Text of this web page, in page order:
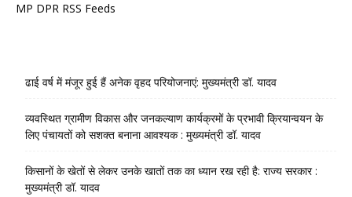
MP DPR RSS Feeds
ढाई वर्ष में मंजूर हुई हैं अनेक वृहद परियोजनाएं: मुख्यमंत्री डॉ. यादव
व्यवस्थित ग्रामीण विकास और जनकल्याण कार्यक्रमों के प्रभावी क्रियान्वयन के
लिए पंचायतों को सशक्त बनाना आवश्यक : मुख्यमंत्री डॉ. यादव
किसानों के खेतों से लेकर उनके खातों तक का ध्यान रख रही है: राज्य सरकार :
मुख्यमंत्री डॉ. यादव